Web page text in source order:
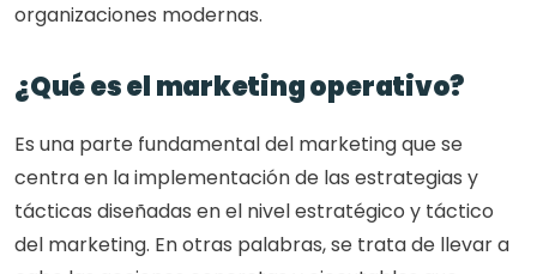
organizaciones modernas.
¿Qué es el marketing operativo?
Es una parte fundamental del marketing que se
centra en la implementación de las estrategias y
tácticas diseñadas en el nivel estratégico y táctico
del marketing. En otras palabras, se trata de llevar a